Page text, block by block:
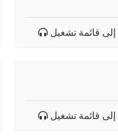
قائمة تشغيل
قائمة تشغيل